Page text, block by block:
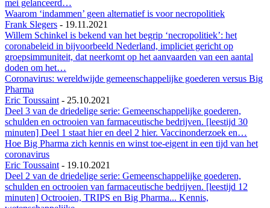
mei gelanceerd…
Waarom ‘indammen’ geen alternatief is voor necropolitiek
Frank Slegers - 19.11.2021
Willem Schinkel is bekend van het begrip ‘necropolitiek’: het
coronabeleid in bijvoorbeeld Nederland, impliciet gericht op
groepsimmuniteit, dat neerkomt op het aanvaarden van een aantal
doden om het…
Coronavirus: wereldwijde gemeenschappelijke goederen versus Big
Pharma
Eric Toussaint - 25.10.2021
Deel 3 van de driedelige serie: Gemeenschappelijke goederen,
schulden en octrooien van farmaceutische bedrijven. [leestijd 30
minuten] Deel 1 staat hier en deel 2 hier. Vaccinonderzoek en…
Hoe Big Pharma zich kennis en winst toe-eigent in een tijd van het
coronavirus
Eric Toussaint - 19.10.2021
Deel 2 van de driedelige serie: Gemeenschappelijke goederen,
schulden en octrooien van farmaceutische bedrijven. [leestijd 12
minuten] Octrooien, TRIPS en Big Pharma... Kennis,